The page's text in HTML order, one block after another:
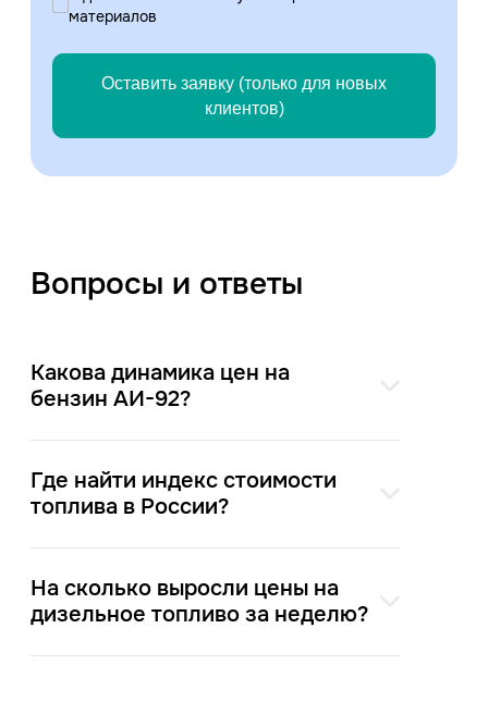
материалов
Оставить заявку (только для новых
клиентов)
Вопросы и ответы
Какова динамика цен на
бензин АИ-92?
Где найти индекс стоимости
топлива в России?
На сколько выросли цены на
дизельное топливо за неделю?